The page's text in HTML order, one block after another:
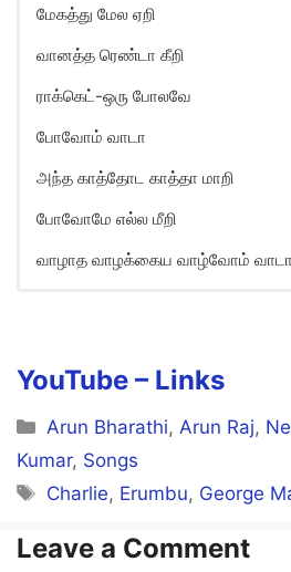
மேகத்து மேல ஏறி
வானத்த ரெண்டா கீறி
ராக்கெட்-ஒரு போலவே
போவோம் வாடா
அந்த காத்தோட காத்தா மாறி
போவோமே எல்ல மீறி
வாழாத வாழக்கைய வாழ்வோம் வாடா
Oru Oorula Enga Vaazhkka
Karumbodu Kakka kuruvi
Kadhaya kekka
YouTube – Links
Categories
Arun Bharathi, Arun Raj,
Kumar, Songs
Tags
Charlie, Erumbu, George
Leave a Comment